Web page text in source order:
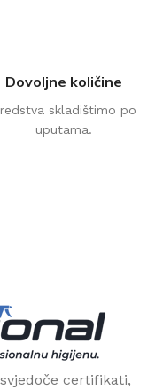
Dovoljne količine
skladištimo po
uputama.
certifikati,